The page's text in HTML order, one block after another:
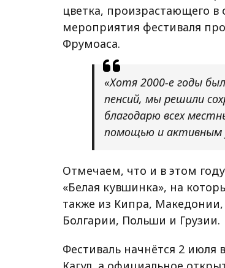
цветка, произрастающего в
мероприятия фестиваля
Фрумоаса.
«Хотя 2000-е годы
пенсий, мы решили
благодарю всех
помощью и активным
Отмечаем, что и в этом
«Белая кувшинка», на
также из Кипра,
Болгарии, Польши и Грузии.
Фестиваль начнётся 2 июля